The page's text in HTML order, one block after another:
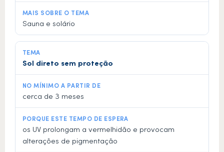
Sauna e solário
Sol direto sem proteção
cerca de 3 meses
os UV prolongam a vermelhidão e provocam
alterações de pigmentação